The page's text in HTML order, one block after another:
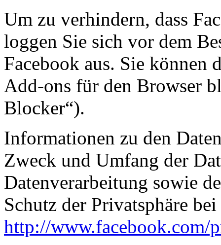
Um zu verhindern, dass
loggen Sie sich vor dem
Facebook aus. Sie können
Add-ons für den Browser
Blocker“).
Informationen zu den
Zweck und Umfang der
Datenverarbeitung sowie
Schutz der Privatsphäre
http://www.facebook.com/